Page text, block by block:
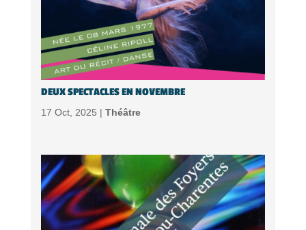
DEUX SPECTACLES EN NOVEMBRE
17 Oct, 2025 | Théâtre